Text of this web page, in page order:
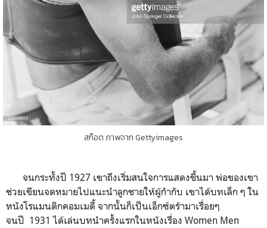
สก็อต ภาพจาก Gettyimages
จนกระทั้งปี 1927 เขาถึงเริ่มสนใจการแสดงขึ้นมา พ่อของเขา
ช่วยเขียนจดหมายไปแนะนำลูกชายให้ผู้กำกับ เขาได้บทเล็ก ๆ ใน
หนังโรแมนติกคอมเมดี้ จากนั้นก็เป็นเอ็กซ์ตร้ามาเรื่อยๆ
จนปี 1931 ได้เล่นบทนำครั้งแรกในหนังเรื่อง Women Men